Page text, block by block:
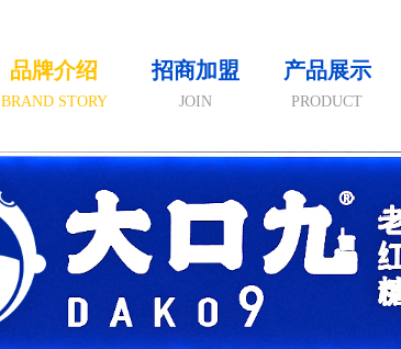
品牌介绍
BRAND STORY
招商加盟
JOIN
产品展示
PRODUCT